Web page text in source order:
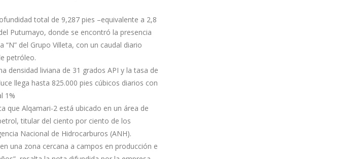
total de 9,287 pies –equivalente a 2,8
Putumayo, donde se encontró la presencia
“N” del Grupo Villeta, con un caudal diario
petróleo.
densidad liviana de 31 grados API y la tasa de
llega hasta 825.000 pies cúbicos diarios con
1%
que Alqamari-2 está ubicado en un área de
titular del ciento por ciento de los
Nacional de Hidrocarburos (ANH).
una zona cercana a campos en producción e